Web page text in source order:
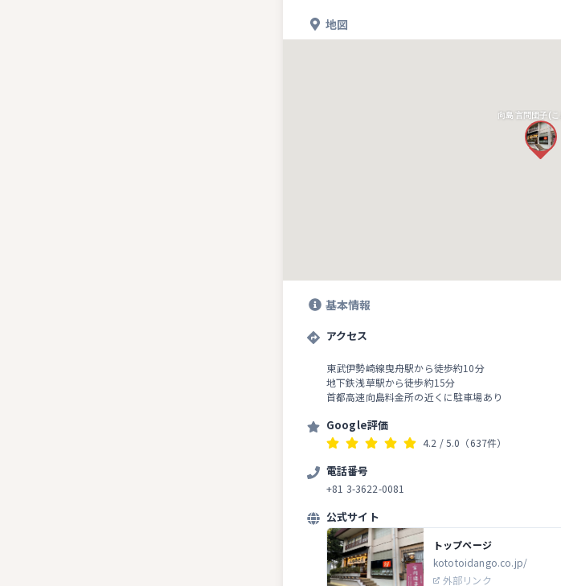
地図
基本情報
アクセス
東武伊勢崎線曳舟駅から徒歩約10分
地下鉄浅草駅から徒歩約15分
首都高速向島料金所の近くに駐車場あり
Google評価
4.2 / 5.0 （637件）
電話番号
+81 3-3622-0081
公式サイト
トップページ
kototoidango.co.jp/
外部リンク